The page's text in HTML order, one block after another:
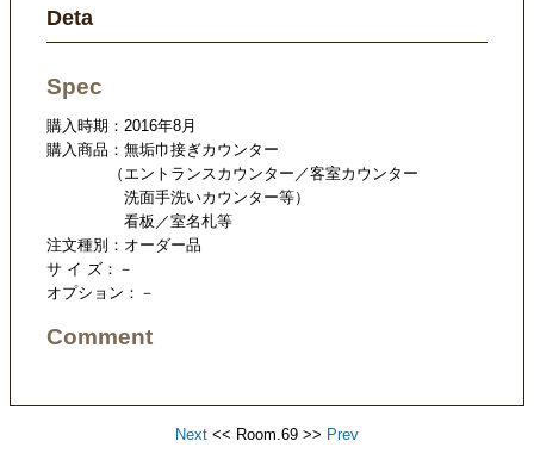
Deta
Spec
購入時期：2016年8月
購入商品：無垢巾接ぎカウンター
（エントランスカウンター／客室カウンター
洗面手洗いカウンター等）
看板／室名札等
注文種別：オーダー品
サ イ ズ：－
オプション：－
Comment
Next << Room.69 >> Prev